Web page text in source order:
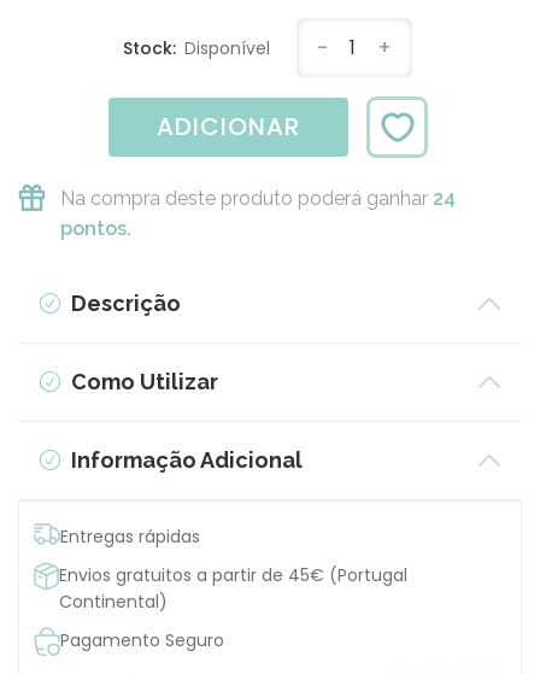
Stock: Disponível - 1 +
ADICIONAR
Na compra deste produto poderá ganhar 24
pontos.
Descrição
Como Utilizar
Informação Adicional
Entregas rápidas
Envios gratuitos a partir de 45€ (Portugal
Continental)
Pagamento Seguro